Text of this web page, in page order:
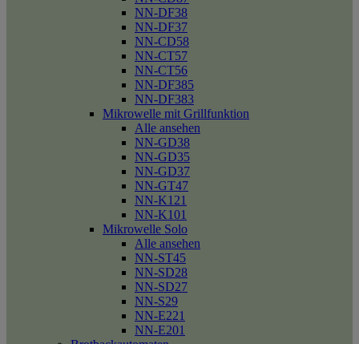
NN-DF38
NN-DF37
NN-CD58
NN-CT57
NN-CT56
NN-DF385
NN-DF383
Mikrowelle mit Grillfunktion
Alle ansehen
NN-GD38
NN-GD35
NN-GD37
NN-GT47
NN-K121
NN-K101
Mikrowelle Solo
Alle ansehen
NN-ST45
NN-SD28
NN-SD27
NN-S29
NN-E221
NN-E201